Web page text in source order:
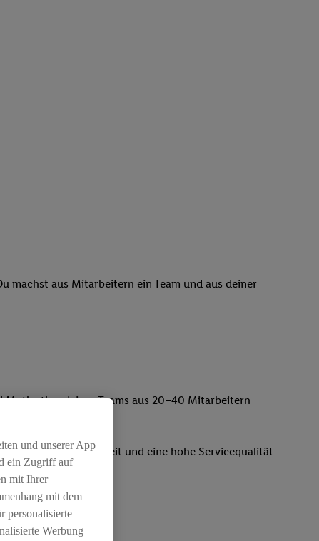
machst aus Mitarbeitern ein Team und aus deiner
deines Teams aus 20–40 Mitarbeitern
Frische, Sauberkeit und eine hohe Servicequalität
und unserer App
ein Zugriff auf
mit Ihrer
mit dem
personalisierte
Werbung